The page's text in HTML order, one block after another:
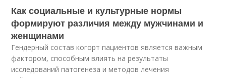
Как социальные и культурные нормы
формируют различия между мужчинами и
женщинами
Гендерный состав когорт пациентов является важным
фактором, способным влиять на результаты
исследований патогенеза и методов лечения